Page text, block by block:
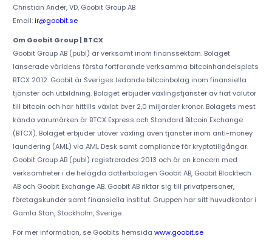
Christian Ander, VD, Goobit Group AB
Email:ir@goobit.se
Om Goobit Group | BTCX
Goobit Group AB (publ) är verksamt inom finanssektorn. Bolaget
lanserade världens första fortfarande verksamma bitcoinhandelsplats
BTCX 2012. Goobit är Sveriges ledande bitcoinbolag inom finansiella
tjänster och utbildning. Bolaget erbjuder växlingstjänster av fiat valutor
till bitcoin och har hittills växlat över 2,0 miljarder kronor. Bolagets mest
kända varumärken är BTCX Express och Standard Bitcoin Exchange
(BTCX). Bolaget erbjuder utöver växling även tjänster inom anti-money
laundering (AML) via AML Desk samt compliance för kryptotillgångar.
Goobit Group AB (publ) registrerades 2013 och är en koncern med
verksamheter i de helägda dotterbolagen Goobit AB, Goobit Blocktech
AB och Goobit Exchange AB. Goobit AB riktar sig till privatpersoner,
företagskunder samt finansiella institut. Gruppen har sitt huvudkontor i
Gamla Stan, Stockholm, Sverige.
För mer information, se Goobits hemsida www.goobit.se